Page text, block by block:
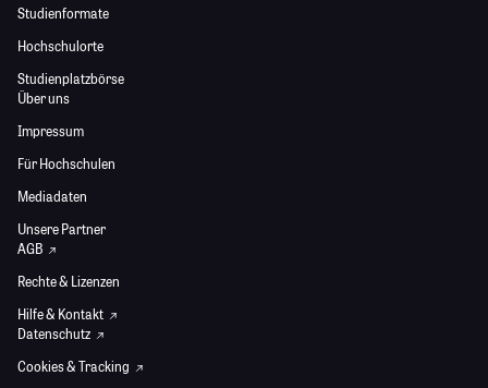
Studienformate
Hochschulorte
Studienplatzbörse
Über uns
Impressum
Für Hochschulen
Mediadaten
Unsere Partner
AGB
Rechte & Lizenzen
Hilfe & Kontakt
Datenschutz
Cookies & Tracking